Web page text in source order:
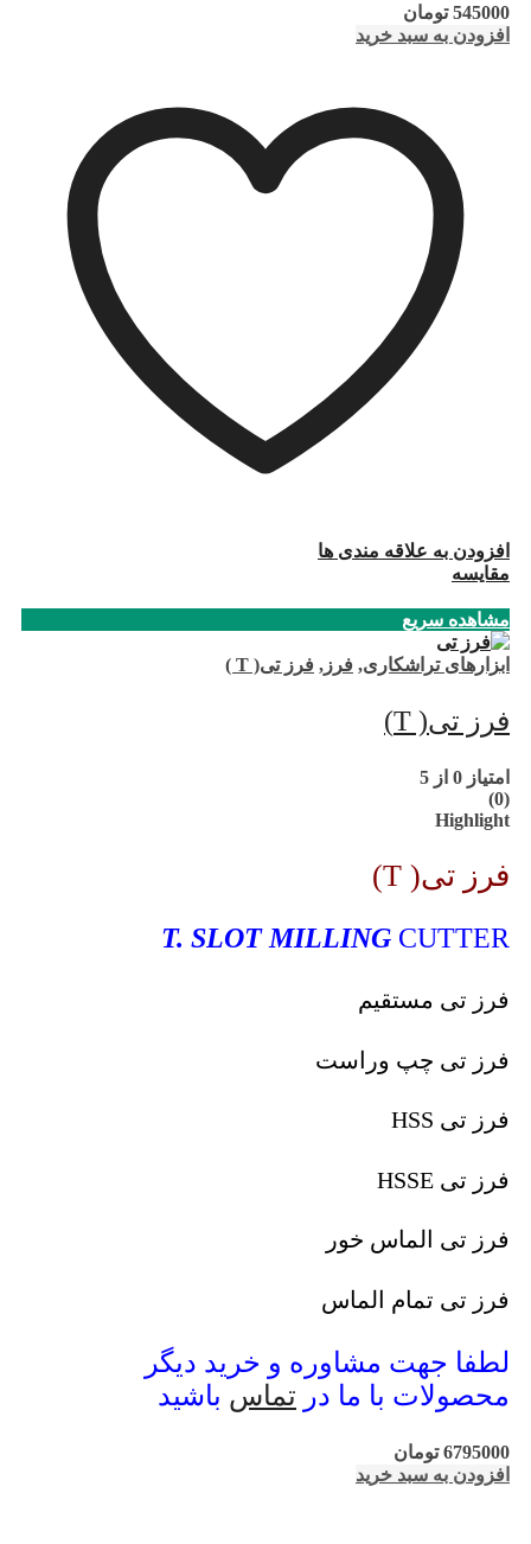
545000 تومان
افزودن به سبد خرید
افزودن به علاقه مندی ها
مقایسه
مشاهده سریع
ابزارهای تراشکاری, فرز , فرز تی( T )
فرز تی( T)
امتیاز 0 از 5
(0)
Highlight
فرز تی( T)
T. SLOT MILLING CUTTER
فرز تی مستقیم
فرز تی چپ وراست
فرز تی HSS
فرز تی HSSE
فرز تی الماس خور
فرز تی تمام الماس
لطفا جهت مشاوره و خرید دیگر
محصولات با ما در تماس باشید
6795000 تومان
افزودن به سبد خرید